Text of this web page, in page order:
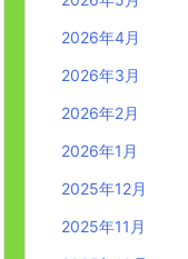
2026年4月
2026年3月
2026年2月
2026年1月
2025年12月
2025年11月